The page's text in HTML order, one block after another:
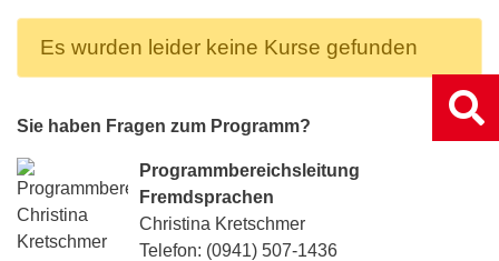
Es wurden leider keine Kurse gefunden
Sie haben Fragen zum Programm?
Programmbereichsleitung
Fremdsprachen
Christina Kretschmer
Telefon: (0941) 507-1436